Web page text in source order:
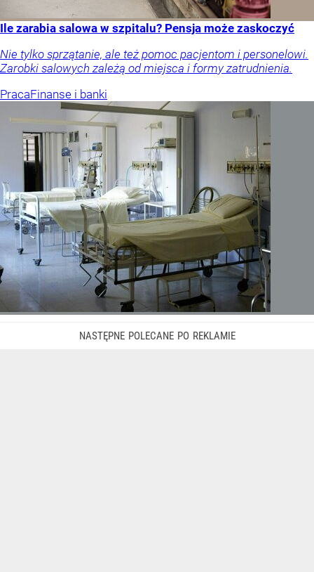
Ile zarabia salowa w szpitalu? Pensja może zaskoczyć
Nie tylko sprzątanie, ale też pomoc pacjentom i personelowi.
Zarobki salowych zależą od miejsca i formy zatrudnienia.
PracaFinanse i banki